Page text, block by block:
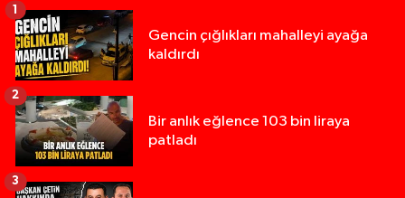
Gencin çığlıkları mahalleyi ayağa
kaldırdı
1
Bir anlık eğlence 103 bin liraya
patladı
2
3